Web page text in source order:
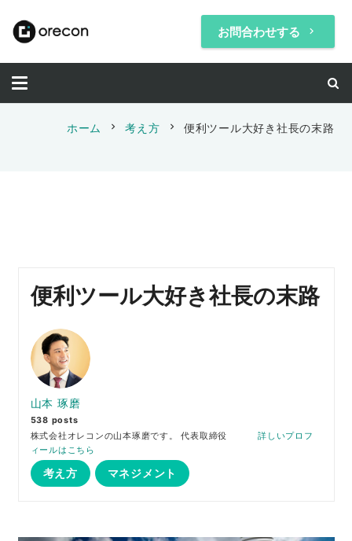
お問合わせする keyboard_arrow_right
ホーム chevron_right 考え方 chevron_right 便利ツール大好き社長の末路
便利ツール大好き社長の末路
山本 琢磨
538 posts
株式会社オレコンの山本琢磨です。 代表取締役 詳しいプロフ
ィールはこちら
考え方 マネジメント